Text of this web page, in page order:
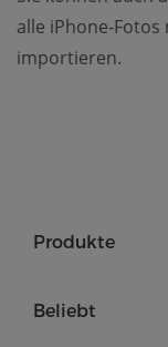
alle iPhone-
importieren.
Produkte
Beliebt